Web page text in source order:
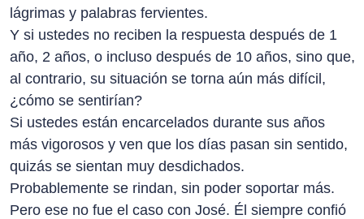
lágrimas y palabras fervientes.
Y si ustedes no reciben la respuesta después de 1
año, 2 años, o incluso después de 10 años, sino que,
al contrario, su situación se torna aún más difícil,
¿cómo se sentirían?
Si ustedes están encarcelados durante sus años
más vigorosos y ven que los días pasan sin sentido,
quizás se sientan muy desdichados.
Probablemente se rindan, sin poder soportar más.
Pero ese no fue el caso con José. Él siempre confió